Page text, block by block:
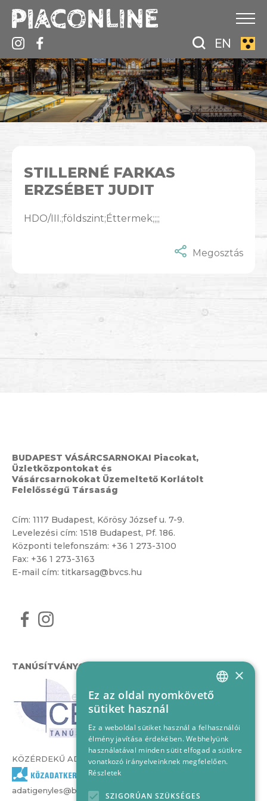
EN
STILLERNÉ FARKAS
ERZSÉBET JUDIT
HDO/III.;földszint;Éttermek;;;;
Megosztás
BUDAPEST VÁSÁRCSARNOKAI Piacokat,
Üzletközpontokat és
Vásárcsarnokokat Üzemeltető Korlátolt
Felelősségű Társaság
Cím: 1117 Budapest, Kőrösy József u. 7-9.
Levelezési cím: 1518 Budapest, Pf. 186.
Központi telefonszám: +36 1 273-3100
Fax: +36 1 273-3163
E-mail cím: titkarsag@bvcs.hu
TANÚSÍTVÁNYOK
KÖZÉRDEKŰ ADATOK
adatigenyles@bvcs.hu
HUNGARIAN
×
Ez az oldal nyomkövető
sütiket használ
Ez a weboldal sütiket használ a felhasználói
élmény javítása érdekében. Webhelyünk
használatával minden sütit elfogad a sütikre
vonatkozó irányelveinknek megfelelően.
Részletek
SZIGORÚAN SZÜKSÉGES